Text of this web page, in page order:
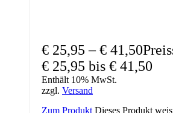
€ 25,95 –€ 41,50
€ 25,95 bis € 41,50
Enthält 10% MwSt.
zzgl. Versand
Zum Produkt Dieses Produkt